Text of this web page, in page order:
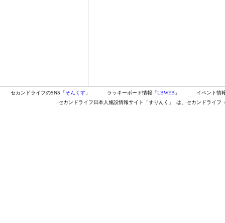
セカンドライフのSNS「そんくす 」 ラッキーボード情報「LBWEB 」
イベント情
セカンドライフ日本人施設情報サイト「すりんく」
は、セカンドライフ